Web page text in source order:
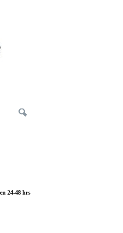
24-48 hrs